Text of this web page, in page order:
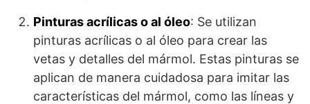
Pinturas acrílicas o al óleo: Se utilizan
pinturas acrílicas o al óleo para crear las
vetas y detalles del mármol. Estas pinturas se
aplican de manera cuidadosa para imitar las
características del mármol, como las líneas y